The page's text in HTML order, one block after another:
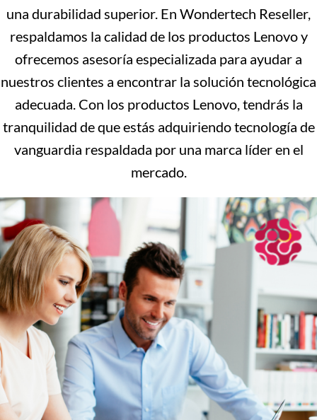
una durabilidad superior. En Wondertech Reseller,
respaldamos la calidad de los productos Lenovo y
ofrecemos asesoría especializada para ayudar a
nuestros clientes a encontrar la solución tecnológica
adecuada. Con los productos Lenovo, tendrás la
tranquilidad de que estás adquiriendo tecnología de
vanguardia respaldada por una marca líder en el
mercado.